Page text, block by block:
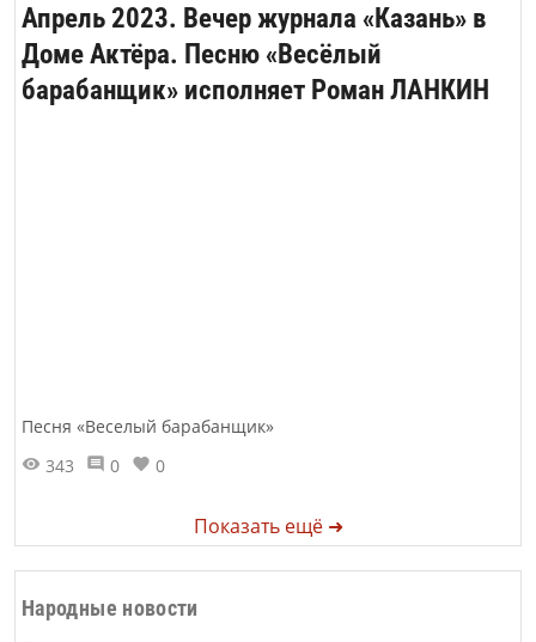
Апрель 2023. Вечер журнала «Казань» в
Доме Актёра. Песню «Весёлый
барабанщик» исполняет Роман ЛАНКИН
Песня «Веселый барабанщик»
343
0 0
Показать ещё ➜
Народные новости